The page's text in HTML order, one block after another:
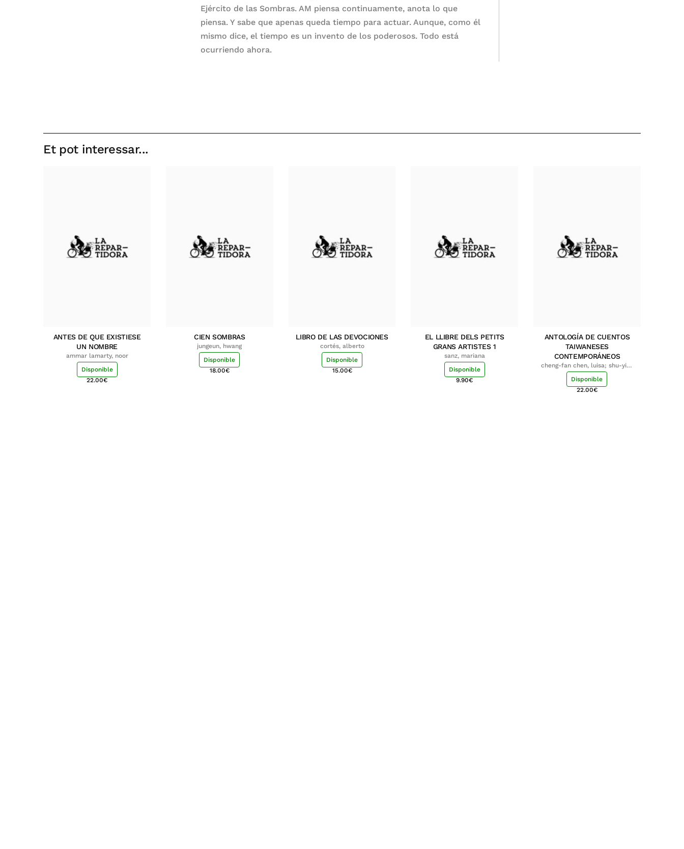
Ejército de las Sombras. AM piensa continuamente, anota lo que
piensa. Y sabe que apenas queda tiempo para actuar. Aunque, como él
mismo dice, el tiempo es un invento de los poderosos. Todo está
ocurriendo ahora.
Et pot interessar...
ANTES DE QUE EXISTIESE
UN NOMBRE
ammar lamarty, noor
Disponible
22.00€
CIEN SOMBRAS
jungeun, hwang
Disponible
18.00€
LIBRO DE LAS DEVOCIONES
cortés, alberto
Disponible
15.00€
EL LLIBRE DELS PETITS
GRANS ARTISTES 1
sanz, mariana
Disponible
9.90€
ANTOLOGÍA DE CUENTOS
TAIWANESES
CONTEMPORÁNEOS
cheng-fan chen, luisa; shu-ying
chang, luisa
Disponible
22.00€